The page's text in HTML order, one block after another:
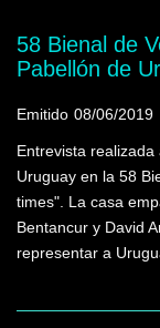
58 Bienal de
Pabellón de
Emitido 08/06/2019
Entrevista
Uruguay en la 58
times". La casa
Bentancur y David
representar a